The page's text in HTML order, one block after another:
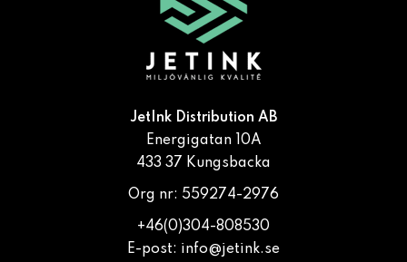
JetInk Distribution AB
Energigatan 10A
433 37 Kungsbacka
Org nr: 559274-2976
+46(0)304-808530
E-post: info@jetink.se